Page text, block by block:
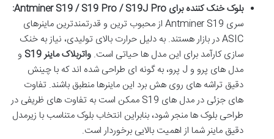
بلوک خنک کننده برای Antminer S19 / S19 Pro / S19J Pro:
سری Antminer S19 از محبوب ترین و قدرتمندترین ماینرهای
ASIC در بازار هستند. به دلیل حرارت بالای تولیدی، نیاز به خنک
سازی کارآمد برای این مدل ها حیاتی است. واتربلاک ماینر S19
و
مدل های پرو و J پرو، به گونه ای طراحی شده اند که با چینش
دقیق تراشه های روی هش برد این ماینرها منطبق باشند. تفاوت
های جزئی در مدل های S19 ممکن است به تفاوت های ظریفی در
طراحی بلوک ها منجر شود، بنابراین انتخاب بلوک متناسب با زیرمدل
دقیق ماینر شما از اهمیت بالایی برخوردار است.